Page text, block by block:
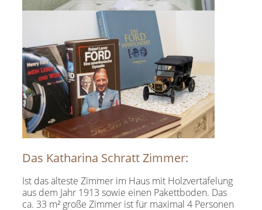
Das Katharina Schratt Zimmer:
Ist das älteste Zimmer im Haus mit Holzvertäfelung
aus dem Jahr 1913 sowie einen Pakettboden. Das
ca. 33 m² große Zimmer ist für maximal 4 Personen